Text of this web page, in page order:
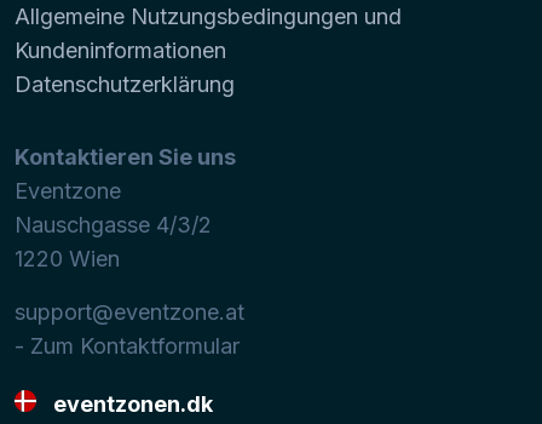
Allgemeine Nutzungsbedingungen und
Kundeninformationen
Datenschutzerklärung
Kontaktieren Sie uns
Eventzone
Nauschgasse 4/3/2
1220 Wien
support@eventzone.at
- Zum Kontaktformular
eventzonen.dk